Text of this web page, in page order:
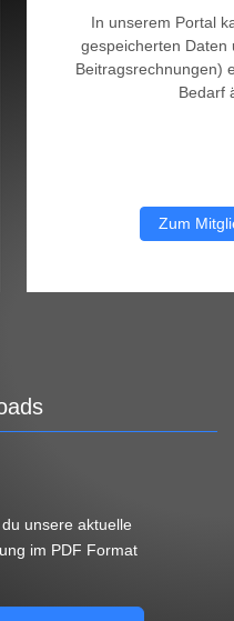
In unserem Portal
gespeicherten Daten
Beitragsrechnungen)
Bedarf
Zum
unsere aktuelle
im PDF Format